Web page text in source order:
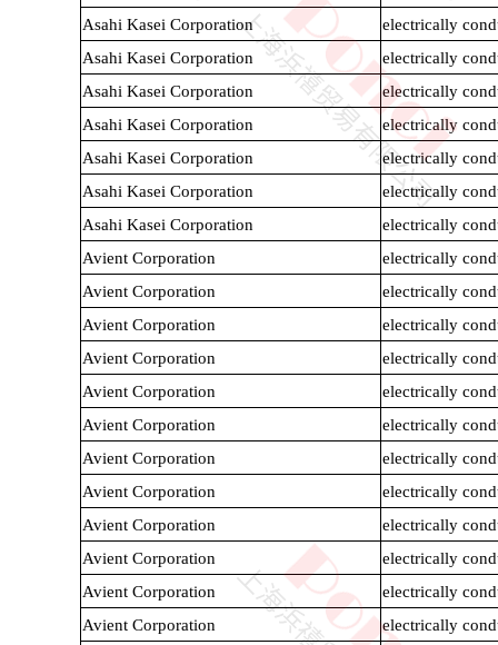
PSU PVC
PCTG
FEP COC
Asahi Kasei Corporation
electrically
Asahi Kasei Corporation
electrically
Asahi Kasei Corporation
electrically
Asahi Kasei Corporation
electrically
Asahi Kasei Corporation
electrically
Asahi Kasei Corporation
electrically
Asahi Kasei Corporation
electrically
Avient Corporation
electrically
Avient Corporation
electrically
Avient Corporation
electrically
Avient Corporation
electrically
Avient Corporation
electrically
Avient Corporation
electrically
Avient Corporation
electrically
Avient Corporation
electrically
Avient Corporation
electrically
Avient Corporation
electrically
Avient Corporation
electrically
Avient Corporation
electrically